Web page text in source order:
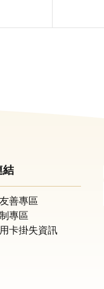
結
善專區
專區
卡掛失資訊